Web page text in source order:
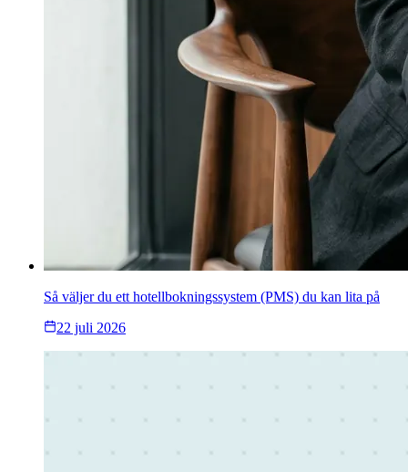
Så väljer du ett hotellbokningssystem (PMS) du kan lita på
22 juli 2026